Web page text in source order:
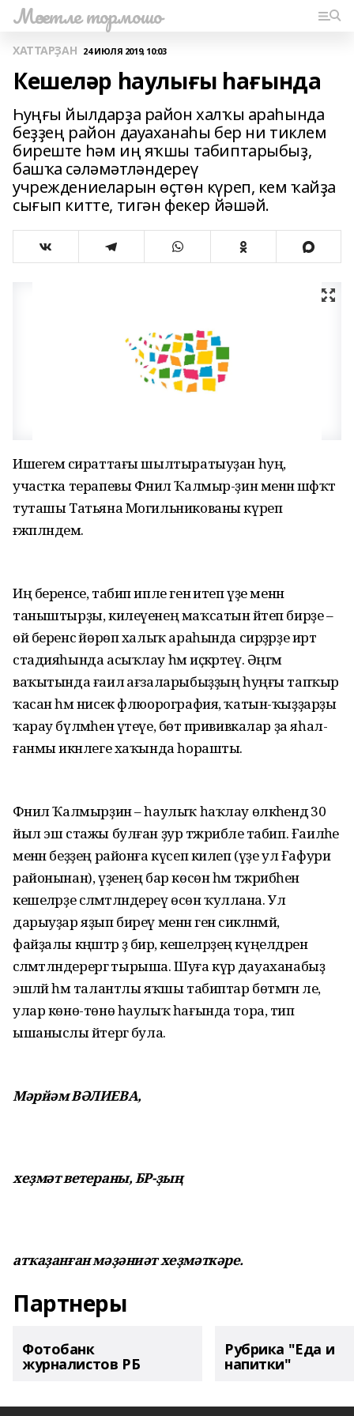
Мәсетле тормошо
ХАТТАРҘАН 24 ИЮЛЯ 2019, 10:03
Кешеләр һаулығы һағында
Һуңғы йылдарҙа район халҡы араһында
беҙҙең район дауаханаһы бер ни тиклем
биреште һәм иң яҡшы табиптарыбыҙ,
башҡа сәләмәтләндереү
учреждениеларын өҫтөн күреп, кем ҡайҙа
сығып китте, тигән фекер йәшәй.
Ишегемә сираттағы шылтыратыуҙан һуң,
участка терапевы Фәнил Ҡалмыр-ҙин менән шәфҡәт
туташы Татьяна Могильникованы күреп
ғәжәпләндем.
Иң беренсе, табип ипле генә итеп үҙе менән
таныштырҙы, килеүенең маҡсатын әйтеп бирҙе –
өй беренсә йөрөп халыҡ араһында сирҙәрҙе иртә
стадияһында асыҡлау һәм иҫкәртеү. Әңгәмә
ваҡытында ғаилә ағзаларыбыҙҙың һуңғы тапҡыр
ҡасан һәм нисек флюорография, ҡатын-ҡыҙҙарҙы
ҡарау бүлмәһен үтеүе, бөтә прививкалар ҙа яһал-
ғанмы икәнлеге хаҡында һорашты.
Фәнил Ҡалмырҙин – һаулыҡ һаҡлау өлкәһендә 30
йыл эш стажы булған ҙур тәжрибәле табип. Ғаиләһе
менән беҙҙең районға күсеп килеп (үҙе ул Ғафури
районынан), үҙенең бар көсөн һәм тәжрибәһен
кешеләрҙе сәләмәтләндереү өсөн ҡуллана. Ул
дарыуҙар яҙып биреү менән генә сикләнмәй, ә
файҙалы кәңәштәр ҙә бирә, кешеләрҙең күңелдәрен
сәләмәтләндерергә тырыша. Шуға күрә дауаханабыҙ
эшләй һәм талантлы яҡшы табиптар бөтмәгән әле,
улар көнө-төнө һаулыҡ һағында тора, тип
ышаныслы әйтергә була.
Мәрйәм ВӘЛИЕВА,
хеҙмәт ветераны, БР-ҙың
атҡаҙанған мәҙәниәт хеҙмәткәре.
Партнеры
Фотобанк
журналистов РБ
Рубрика "Еда и
напитки"